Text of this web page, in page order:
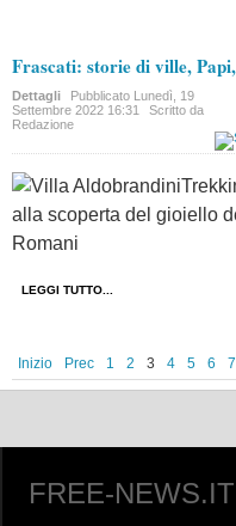
Frascati: storie di ville,
Dettagli Pubblicato Lunedì, 19
Settembre 2022 16:31
Scritto da
Redazione
alla scoperta del gioiello
Romani
LEGGI TUTTO...
Inizio Prec 1 2 3 4 5 6 7
FREE-NEWS.IT